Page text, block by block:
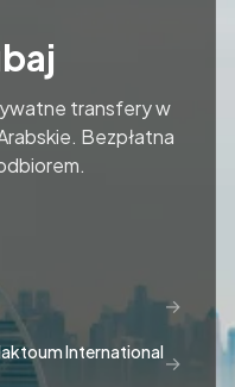
transfery w
Bezpłatna
→
International→